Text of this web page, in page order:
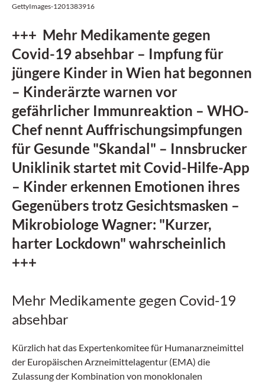
GettyImages-1201383916
+++ Mehr Medikamente gegen
Covid-19 absehbar – Impfung für
jüngere Kinder in Wien hat begonnen
– Kinderärzte warnen vor
gefährlicher Immunreaktion – WHO-
Chef nennt Auffrischungsimpfungen
für Gesunde "Skandal" – Innsbrucker
Uniklinik startet mit Covid-Hilfe-App
– Kinder erkennen Emotionen ihres
Gegenübers trotz Gesichtsmasken –
Mikrobiologe Wagner: "Kurzer,
harter Lockdown" wahrscheinlich
+++
Mehr Medikamente gegen Covid-19
absehbar
Kürzlich hat das Expertenkomitee für Humanarzneimittel
der Europäischen Arzneimittelagentur (EMA) die
Zulassung der Kombination von monoklonalen